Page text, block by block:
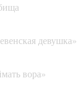
вора»